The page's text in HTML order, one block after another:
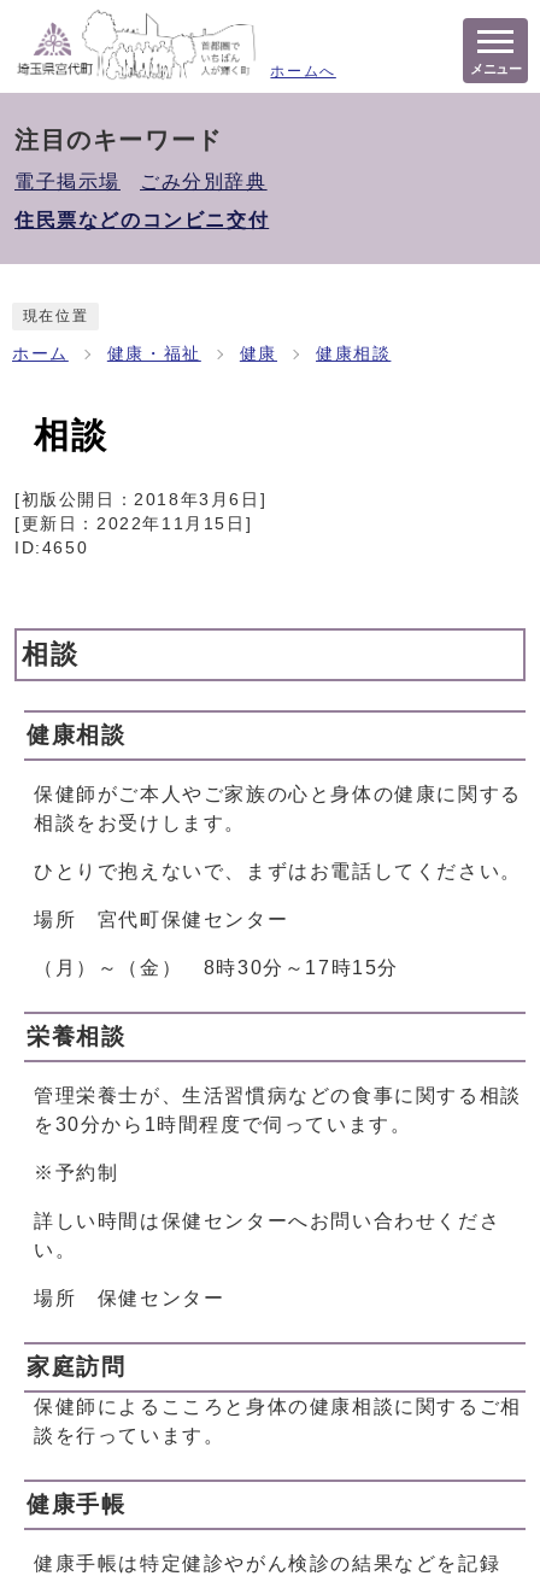
ホームへ メニュー
注目のキーワード
電子掲示場
ごみ分別辞典
住民票などのコンビニ交付
現在位置
ホーム 健康・福祉 健康 健康相談
相談
[初版公開日：2018年3月6日 ]
[更新日： 2022年11月15日 ]
ID:4650
相談
健康相談
保健師がご本人やご家族の心と身体の健康に関する
相談をお受けします。
ひとりで抱えないで、まずはお電話してください。
場所 宮代町保健センター
（月）～（金） 8時30分～17時15分
栄養相談
管理栄養士が、生活習慣病などの食事に関する相談
を30分から1時間程度で伺っています。
※予約制
詳しい時間は保健センターへお問い合わせくださ
い。
場所 保健センター
家庭訪問
保健師によるこころと身体の健康相談に関するご相
談を行っています。
健康手帳
健康手帳は特定健診やがん検診の結果などを記録